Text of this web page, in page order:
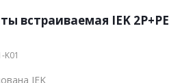
встраиваемая IEK 2P+PE
K01
IEK